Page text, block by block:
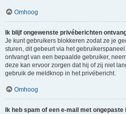
Omhoog
Ik blijf ongewenste privéberichten
Je kunt gebruikers blokkeren zodat ze je
sturen, dit gebeurt via het
ontvangt van een bepaalde gebruiker,
deze kan ervoor zorgen dat hij of zij niet
gebruik de meldknop in het privébericht.
Omhoog
Ik heb spam of een e-mail met